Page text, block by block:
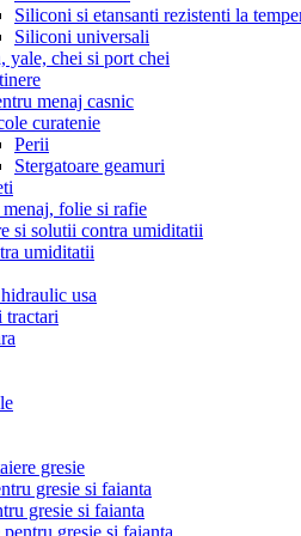
Siliconi si etansanti rezistenti la
Siliconi universali
yale, chei si port chei
menaj casnic
curatenie
Perii
Stergatoare geamuri
menaj, folie si rafie
si solutii contra umiditatii
umiditatii
usa
tractari
gresie
gresie si faianta
gresie si faianta
gresie si faianta